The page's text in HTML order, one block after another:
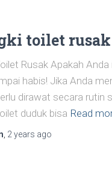
toilet rusak
Rusak Apakah
habis! Jika Anda
dirawat secara
duduk bisa Read
2 years ago